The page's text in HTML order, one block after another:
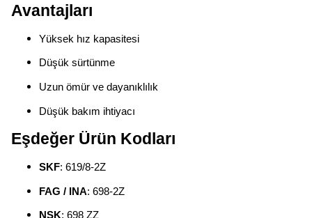
Avantajları
Yüksek hız kapasitesi
Düşük sürtünme
Uzun ömür ve dayanıklılık
Düşük bakım ihtiyacı
Eşdeğer Ürün Kodları
SKF: 619/8-2Z
FAG / INA: 698-2Z
NSK: 698 ZZ